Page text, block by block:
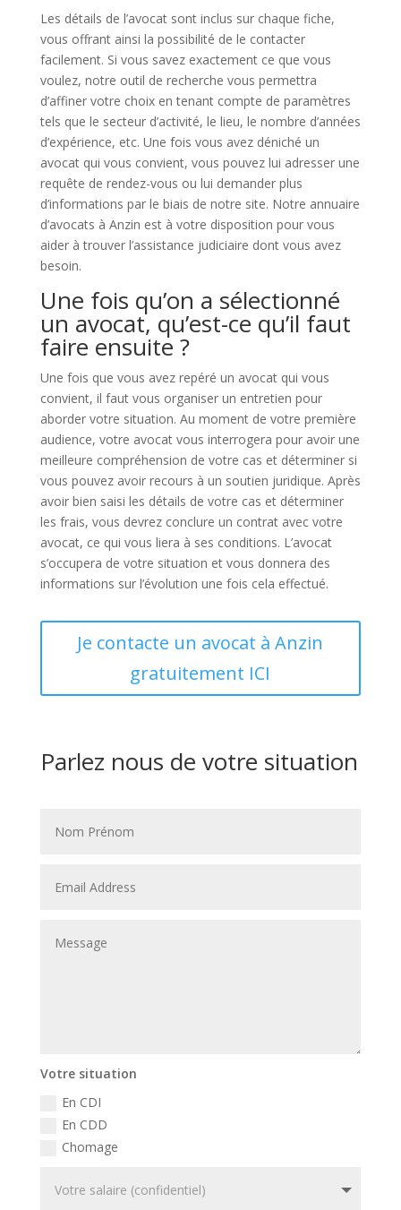
Les détails de l’avocat sont inclus sur chaque fiche,
vous offrant ainsi la possibilité de le contacter
facilement. Si vous savez exactement ce que vous
voulez, notre outil de recherche vous permettra
d’affiner votre choix en tenant compte de paramètres
tels que le secteur d’activité, le lieu, le nombre d’années
d’expérience, etc. Une fois vous avez déniché un
avocat qui vous convient, vous pouvez lui adresser une
requête de rendez-vous ou lui demander plus
d’informations par le biais de notre site. Notre annuaire
d’avocats à Anzin est à votre disposition pour vous
aider à trouver l’assistance judiciaire dont vous avez
besoin.
Une fois qu’on a sélectionné
un avocat, qu’est-ce qu’il faut
faire ensuite ?
Une fois que vous avez repéré un avocat qui vous
convient, il faut vous organiser un entretien pour
aborder votre situation. Au moment de votre première
audience, votre avocat vous interrogera pour avoir une
meilleure compréhension de votre cas et déterminer si
vous pouvez avoir recours à un soutien juridique. Après
avoir bien saisi les détails de votre cas et déterminer
les frais, vous devrez conclure un contrat avec votre
avocat, ce qui vous liera à ses conditions. L’avocat
s’occupera de votre situation et vous donnera des
informations sur l’évolution une fois cela effectué.
Je contacte un avocat à Anzin
gratuitement ICI
Parlez nous de votre situation
Votre situation
En CDI
En CDD
Chomage